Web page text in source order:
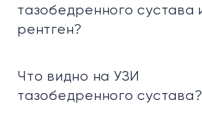
тазобедренного сустава
рентген?
Что видно на УЗИ
тазобедренного сустава?